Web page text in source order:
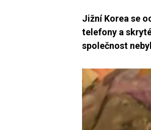
Jižní Korea se
telefony a
společnost